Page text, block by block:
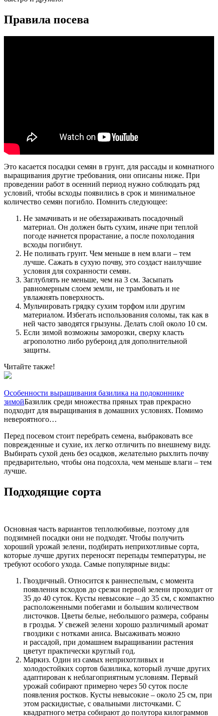
Правила посева
Это касается посадки семян в грунт, для рассады и комнатного
выращивания другие требования, они описаны ниже. При
проведении работ в осенний период нужно соблюдать ряд
условий, чтобы всходы появились в срок и минимальное
количество семян погибло. Помнить следующее:
Не замачивать и не обеззараживать посадочный
материал. Он должен быть сухим, иначе при теплой
погоде начнется прорастание, а после похолодания
всходы погибнут.
Не поливать грунт. Чем меньше в нем влаги – тем
лучше. Сажать в сухую почву, это создаст наилучшие
условия для сохранности семян.
Заглублять не меньше, чем на 3 см. Засыпать
равномерным слоем земли, не трамбовать и не
увлажнять поверхность.
Мульчировать грядку сухим торфом или другим
материалом. Избегать использования соломы, так как в
ней часто заводятся грызуны. Делать слой около 10 см.
Если зимой возможны заморозки, сверху класть
агрополотно либо рубероид для дополнительной
защиты.
Читайте также!
Особенности выращивания базилика на подоконнике
зимойБазилик среди множества пряных трав прекрасно
подходит для выращивания в домашних условиях. Помимо
невероятного…
Перед посевом стоит перебрать семена, выбраковать все
поврежденные и сухие, их легко отличить по внешнему виду.
Выбирать сухой день без осадков, желательно рыхлить почву
предварительно, чтобы она подсохла, чем меньше влаги – тем
лучше.
Подходящие сорта
Основная часть вариантов теплолюбивые, поэтому для
подзимней посадки они не подходят. Чтобы получить
хороший урожай зелени, подбирать неприхотливые сорта,
которые лучше других переносят перепады температуры, не
требуют особого ухода. Самые популярные виды:
Гвоздичный. Относится к раннеспелым, с момента
появления всходов до срезки первой зелени проходит от
35 до 40 суток. Кусты невысокие – до 35 см, с компактно
расположенными побегами и большим количеством
листочков. Цветы белые, небольшого размера, собраны
в гроздья. У свежей зелени хорошо различимый аромат
гвоздики с нотками аниса. Высаживать можно
и рассадой, при домашнем выращивании растения
цветут практически круглый год.
Маркиз. Один из самых неприхотливых и
холодостойких сортов базилика, который лучше других
адаптирован к неблагоприятным условиям. Первый
урожай собирают примерно через 50 суток после
появления ростков. Кусты невысокие – около 25 см, при
этом раскидистые, с овальными листочками. С
квадратного метра собирают до полутора килограммов